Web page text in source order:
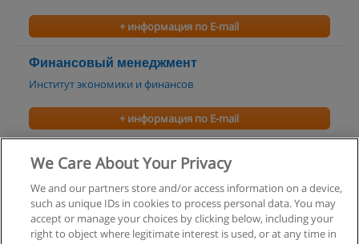
+ информация по E-mail
Финансовый менеджмент
Институт экономики и финансов
+ информация по E-mail
Банковское дело
+ информация по E-mail
We Care About Your Privacy
We and our partners store and/or access information on a device,
such as unique IDs in cookies to process personal data. You may
accept or manage your choices by clicking below, including your
right to object where legitimate interest is used, or at any time in